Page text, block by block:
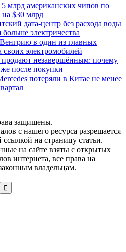
млрд американских чипов по
на $30 млрд
дата-центр без расхода воды
электричества
в один из главных
своих электромобилей
незавершённым: почему
после покупки
потеряли в Китае не менее
защищены.
с нашего ресурса разрешается
на страницу статьи.
на сайте взяты с открытых
интернета, все права на
владельцам.